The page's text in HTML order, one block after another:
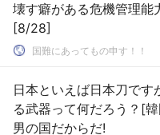
壊す癖がある危機管理能
[8/28]
国難にあってもの申す！！
日本といえば日本刀です
る武器って何だろう？[
男の国だからだ!